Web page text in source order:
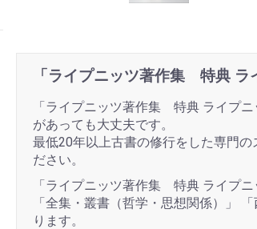
「ライプニッツ著作集 特典 ラ
「ライプニッツ著作集 特典 ライプ
があっても大丈夫です。
最低20年以上古書の修行をした専門
ださい。
「ライプニッツ著作集 特典 ライプ
「全集・叢書（哲学・思想関係）」
ります。